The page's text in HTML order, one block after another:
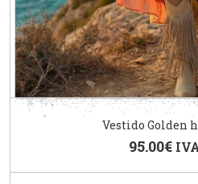
Vestido Golden
95.00€